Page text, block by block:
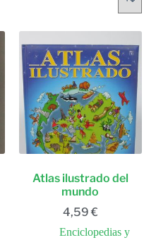
Atlas ilustrado del
mundo
4,59 €
Enciclopedias y